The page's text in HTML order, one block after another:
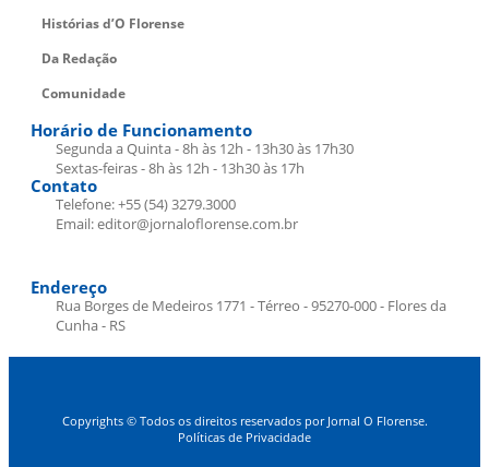
Histórias d’O Florense
Da Redação
Comunidade
Horário de Funcionamento
Segunda a Quinta - 8h às 12h - 13h30 às 17h30
Sextas-feiras - 8h às 12h - 13h30 às 17h
Contato
Telefone: +55 (54) 3279.3000
Email: editor@jornaloflorense.com.br
Endereço
Rua Borges de Medeiros 1771 - Térreo - 95270-000 - Flores da
Cunha - RS
Copyrights © Todos os direitos reservados por Jornal O Florense.
Políticas de Privacidade